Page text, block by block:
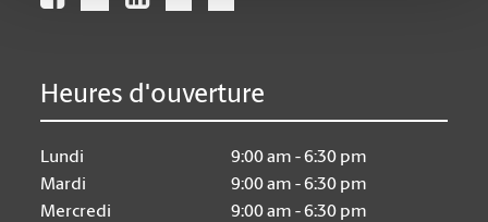
Heures d'ouverture
Lundi
9:00 am - 6:30 pm
Mardi
9:00 am - 6:30 pm
Mercredi
9:00 am - 6:30 pm